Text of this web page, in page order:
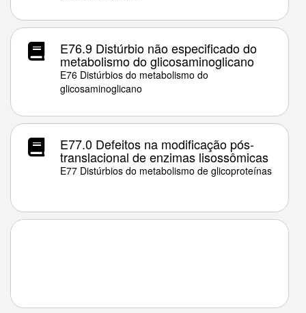
E76.9 Distúrbio não especificado do
metabolismo do glicosaminoglicano
E76 Distúrbios do metabolismo do
glicosaminoglicano
E77.0 Defeitos na modificação pós-
translacional de enzimas lisossômicas
E77 Distúrbios do metabolismo de glicoproteínas